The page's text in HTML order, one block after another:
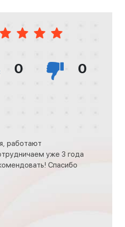
0 0
работают
уже 3 года
Спасибо